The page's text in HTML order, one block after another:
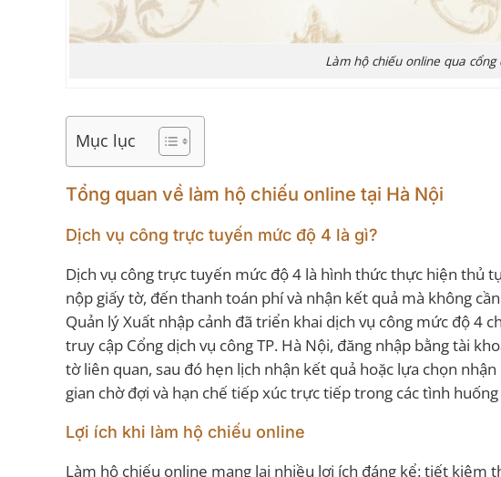
Làm hộ chiếu online qua cổng
Mục lục
Tổng quan về làm hộ chiếu online tại Hà Nội
Dịch vụ công trực tuyến mức độ 4 là gì?
Dịch vụ công trực tuyến mức độ 4 là hình thức thực hiện thủ
nộp giấy tờ, đến thanh toán phí và nhận kết quả mà không
Quản lý Xuất nhập cảnh đã triển khai dịch vụ công mức độ 4
truy cập Cổng dịch vụ công TP. Hà Nội, đăng nhập bằng tài
tờ liên quan, sau đó hẹn lịch nhận kết quả hoặc lựa chọn
gian chờ đợi và hạn chế tiếp xúc trực tiếp trong các tình
Lợi ích khi làm hộ chiếu online
Làm hộ chiếu online mang lại nhiều lợi ích đáng kể: tiết kiệm